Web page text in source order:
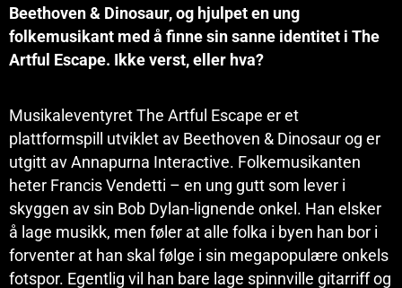
Beethoven & Dinosaur, og hjulpet en ung
folkemusikant med å finne sin sanne identitet i The
Artful Escape. Ikke verst, eller hva?
Musikaleventyret The Artful Escape er et
plattformspill utviklet av Beethoven & Dinosaur og er
utgitt av Annapurna Interactive. Folkemusikanten
heter Francis Vendetti – en ung gutt som lever i
skyggen av sin Bob Dylan-lignende onkel. Han elsker
å lage musikk, men føler at alle folka i byen han bor i
forventer at han skal følge i sin megapopulære onkels
fotspor. Egentlig vil han bare lage spinnville gitarriff og